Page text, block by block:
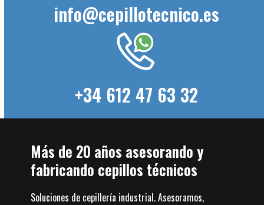
info@cepillotecnico.es
+34 612 47 63 32
Más de 20 años asesorando y
fabricando cepillos técnicos
Soluciones de cepillería industrial. Asesoramos,